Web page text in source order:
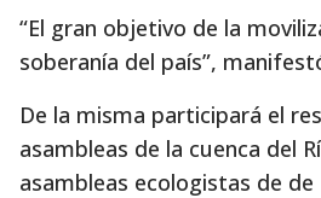
“El gran objetivo de la
soberanía del país”,
De la misma participará el
asambleas de la cuenca del
asambleas ecologistas de de